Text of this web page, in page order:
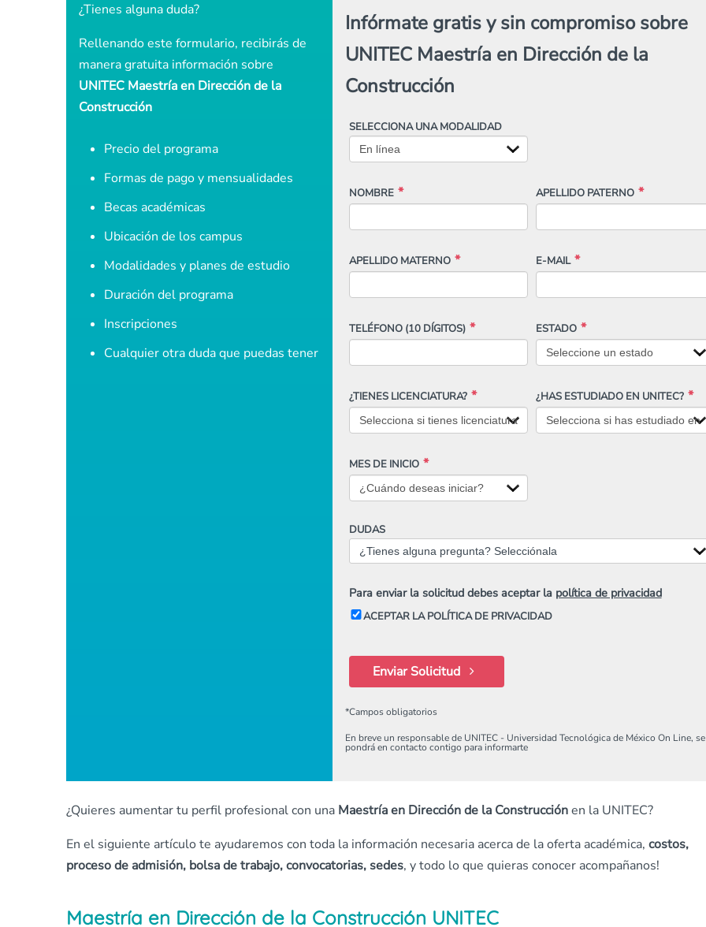
¿Tienes alguna duda?
Rellenando este formulario, recibirás de
manera gratuita información sobre
UNITEC Maestría en Dirección de la
Construcción
Precio del programa
Formas de pago y mensualidades
Becas académicas
Ubicación de los campus
Modalidades y planes de estudio
Duración del programa
Inscripciones
Cualquier otra duda que puedas tener
Infórmate gratis y sin compromiso sobre
UNITEC Maestría en Dirección de la
Construcción
SELECCIONA UNA MODALIDAD
NOMBRE APELLIDO PATERNO
APELLIDO MATERNO E-MAIL
TELÉFONO (10 DÍGITOS) ESTADO
¿TIENES LICENCIATURA? ¿HAS ESTUDIADO EN UNITEC?
MES DE INICIO
DUDAS
¿Tienes alguna pregunta? Selecciónala
Para enviar la solicitud debes aceptar la política de privacidad
ACEPTAR LA POLÍTICA DE PRIVACIDAD
Enviar Solicitud
*Campos obligatorios
En breve un responsable de UNITEC - Universidad Tecnológica de México On Line, se
pondrá en contacto contigo para informarte
¿Quieres aumentar tu perfil profesional con una Maestría en Dirección de la Construcciónen la UNITEC?
En el siguiente artículo te ayudaremos con toda la información necesaria acerca de la oferta académica, costos,
proceso de admisión, bolsa de trabajo, convocatorias, sedes, y todo lo que quieras conocer acompañanos!
Maestría en Dirección de la Construcción UNITEC